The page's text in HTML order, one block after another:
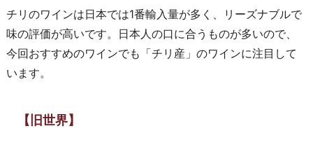
チリのワインは日本では1番輸入量が多く、リーズナブルで
味の評価が高いです。日本人の口に合うものが多いので、
今回おすすめのワインでも「チリ産」のワインに注目して
います。
【旧世界】